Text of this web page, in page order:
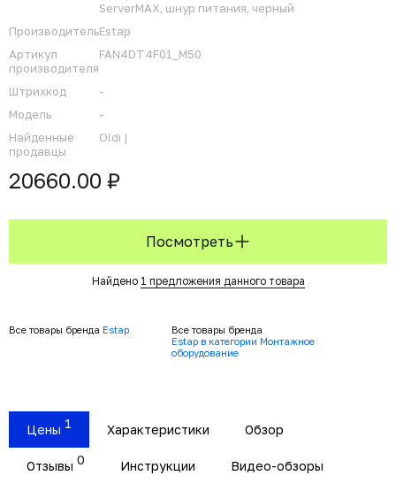
ServerMAX, шнур питания, черный
ПроизводительEstap
Артикул
производителя
FAN4DT4F01_M50
Штрихкод
-
Модель
-
Найденные
продавцы
Oldi |
20660.00 ₽
Посмотреть
Найдено 1 предложения данного товара
Все товары бренда Estap
Все товары бренда
Estap в категории Монтажное
оборудование
Цены 1 Характеристики Обзор
Отзывы 0 Инструкции Видео-обзоры